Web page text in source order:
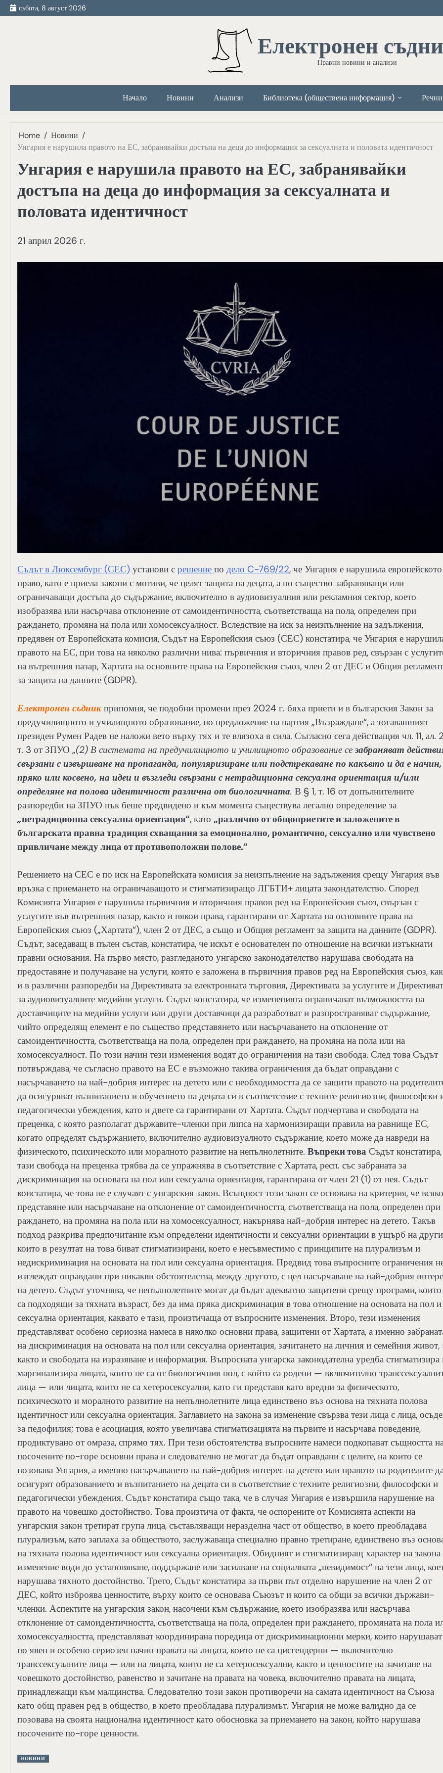
Skip
to
събота, 8 август 2026
Електронен
Правни новини и анализи
Начало Новини Анализи Библиотека (обществена информация)
Home
Новини
Унгария е нарушила правото на ЕС, забранявайки достъпа на деца до информация за сексуалната и половата идентичност
Унгария е нарушила правото на ЕС, забранявайки
достъпа на деца до информация за сексуалната и
половата идентичност
21 април 2026 г.
Съдът в Люксембург (СЕС) установи с решение по дело C-769/22, че Унгария е нарушила европейското
право, като е приела закони с мотиви, че целят защита на децата, а по същество забраняващи или
ограничаващи достъпа до съдържание, включително в аудиовизуалния или рекламния сектор, което
изобразява или насърчава отклонение от самоидентичността, съответстваща на пола, определен при
раждането, промяна на пола или хомосексуалност. Вследствие на иск за неизпълнение на задължения,
предявен от Европейската комисия, Съдът на Европейския съюз (СЕС) констатира, че Унгария е
правото на ЕС, при това на няколко различни нива: първичния и вторичния правов ред, свързан с
на вътрешния пазар, Хартата на основните права на Европейския съюз, член 2 от ДЕС и Общия регламент
за защита на данните (GDPR).
Електронен съдник припомня, че подобни промени през 2024 г. бяха приети и в българския Закон за
предучилищното и училищното образование, по предложение на партия „Възраждане“, а тогавашният
президен Румен Радев не наложи вето върху тях и те влязоха в сила. Съгласно сега действащия чл. 11, ал.
т. 3 от ЗПУО „(2) В системата на предучилищното и училищното образование сезабраняват
свързани с извършване на пропаганда, популяризиране или подстрекаване по какъвто и да е начин,
пряко или косвено, на идеи и възгледи свързани с нетрадиционна сексуална ориентация и/или
определяне на полова идентичност различна от биологичната. В § 1, т. 16 от допълнителните
разпоредби на ЗПУО пък беше предвидено и към момента съществува легално определение за
„нетрадиционна сексуална ориентация“, като „различно от общоприетите и заложените в
българската правна традиция схващания за емоционално, романтично, сексуално или чувствено
привличане между лица от противоположни полове.“
Решението на СЕС е по иск на Европейската комисия за неизпълнение на задължения срещу Унгария във
връзка с приемането на ограничаващото и стигматизиращо ЛГБТИ+ лицата закондателство. Според
Комисията Унгария е нарушила първичния и вторичния правов ред на Европейския съюз, свързан с
услугите във вътрешния пазар, както и някои права, гарантирани от Хартата на основните права на
Европейския съюз („Хартата“), член 2 от ДЕС, а също и Общия регламент за защита на данните (GDPR).
Съдът, заседаващ в пълен състав, констатира, че искът е основателен по отношение на всички изтъкнати
правни основания. На първо място, разгледаното унгарско законодателство нарушава свободата на
предоставяне и получаване на услуги, която е заложена в първичния правов ред на Европейския съюз,
и в различни разпоредби на Директивата за електронната търговия, Директивата за услугите и
за аудиовизуалните медийни услуги. Съдът констатира, че измененията ограничават възможността на
доставчиците на медийни услуги или други доставчици да разработват и разпространяват съдържание,
чийто определящ елемент е по същество представянето или насърчаването на отклонение от
самоидентичността, съответстваща на пола, определен при раждането, на промяна на пола или на
хомосексуалност. По този начин тези изменения водят до ограничения на тази свобода. След това Съдът
потвърждава, че съгласно правото на ЕС е възможно такива ограничения да бъдат оправдани с
насърчаването на най-добрия интерес на детето или с необходимостта да се защити правото на
да осигуряват възпитанието и обучението на децата си в съответствие с техните религиозни, философски
педагогически убеждения, като и двете са гарантирани от Хартата. Съдът подчертава и свободата на
преценка, с която разполагат държавите-членки при липса на хармонизиращи правила на равнище ЕС,
когато определят съдържанието, включително аудиовизуалното съдържание, което може да навреди на
физическото, психическото или моралното развитие на непълнолетните. Въпреки това Съдът
тази свобода на преценка трябва да се упражнява в съответствие с Хартата, респ. със забраната за
дискриминация на основата на пол или сексуална ориентация, гарантирана от член 21 (1) от нея. Съдът
констатира, че това не е случаят с унгарския закон. Всъщност този закон се основава на критерия, че всяко
представяне или насърчаване на отклонение от самоидентичността, съответстваща на пола, определен при
раждането, на промяна на пола или на хомосексуалност, накърнява най-добрия интерес на детето. Такъв
подход разкрива предпочитание към определени идентичности и сексуални ориентации в ущърб на
които в резултат на това биват стигматизирани, което е несъвместимо с принципите на плурализъм и
недискриминация на основата на пол или сексуална ориентация. Предвид това въпросните ограничения
изглеждат оправдани при никакви обстоятелства, между другото, с цел насърчаване на най-добрия
на детето. Съдът уточнява, че непълнолетните могат да бъдат адекватно защитени срещу програми,
са подходящи за тяхната възраст, без да има пряка дискриминация в това отношение на основата на пол и
сексуална ориентация, каквато е тази, произтичаща от въпросните изменения. Второ, тези изменения
представляват особено сериозна намеса в няколко основни права, защитени от Хартата, а именно
на дискриминация на основата на пол или сексуална ориентация, зачитането на личния и семейния живот,
както и свободата на изразяване и информация. Въпросната унгарска законодателна уредба стигматизира
маргинализира лицата, които не са от биологичния пол, с който са родени — включително
лица — или лицата, които не са хетеросексуални, като ги представя като вредни за физическото,
психическото и моралното развитие на непълнолетните лица единствено въз основа на тяхната полова
идентичност или сексуална ориентация. Заглавието на закона за изменение свързва тези лица с лица,
за педофилия; това е асоциация, която увеличава стигматизацията на първите и насърчава поведение,
продиктувано от омраза, спрямо тях. При тези обстоятелства въпросните намеси подкопават същността
посочените по-горе основни права и следователно не могат да бъдат оправдани с целите, на които се
позовава Унгария, а именно насърчаването на най-добрия интерес на детето или правото на родителите
осигурят образованието и възпитанието на децата си в съответствие с техните религиозни, философски и
педагогически убеждения. Съдът констатира също така, че в случая Унгария е извършила нарушение на
правото на човешко достойнство. Това произтича от факта, че оспорените от Комисията аспекти на
унгарския закон третират група лица, съставляващи неразделна част от общество, в което преобладава
плурализъм, като заплаха за обществото, заслужаваща специално правно третиране, единствено въз
на тяхната полова идентичност или сексуална ориентация. Обидният и стигматизиращ характер на закона
изменение води до установяване, поддържане или засилване на социалната „невидимост“ на тези лица,
нарушава тяхното достойнство. Трето, Съдът констатира за първи път отделно нарушение на член 2 от
ДЕС, който изброява ценностите, върху които се основава Съюзът и които са общи за всички държави-
членки. Аспектите на унгарския закон, насочени към съдържание, което изобразява или насърчава
отклонение от самоидентичността, съответстваща на пола, определен при раждането, промяната на пола
хомосексуалността, представляват координирана поредица от дискриминационни мерки, които нарушават
по явен и особено сериозен начин правата на лицата, които не са цисгендерни — включително
транссексуалните лица — или на лицата, които не са хетеросексуални, както и ценностите на зачитане на
човешкото достойнство, равенство и зачитане на правата на човека, включително правата на лицата,
принадлежащи към малцинства. Следователно този закон противоречи на самата идентичност на Съюза
като общ правен ред в общество, в което преобладава плурализмът. Унгария не може валидно да се
позовава на своята национална идентичност като обосновка за приемането на закон, който нарушава
посочените по-горе ценности.
НОВИНИ